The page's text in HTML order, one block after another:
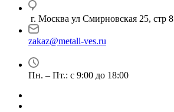
г. Москва ул Смирновская 25, стр 8
zakaz@metall-ves.ru
Пн. – Пт.: с 9:00 до 18:00